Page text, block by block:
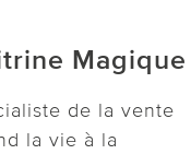
Magique
de la vente
la vie à la